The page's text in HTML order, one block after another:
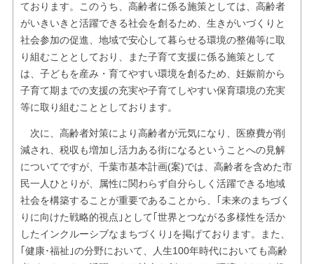
ております。このうち、高齢者に係る施策としては、高齢者
がいきいきと活躍できる社会を創るため、生きがいづくりと
社会参加の促進、地域で安心して暮らせる環境の整備等に取
り組むこととしており、また子育て支援に係る施策として
は、子どもを産み・育てやすい環境を創るため、妊娠前から
子育て期までの支援の充実や子育てしやすい保育環境の充実
等に取り組むこととしております。
次に、高齢者対策により高齢者が元気になり、医療費が削
減され、税収も増加し活力ある街になるということへの見解
についてですが、千葉市基本計画(案)では、高齢者を含めた市
民一人ひとりが、属性に関わらず自分らしく活躍できる地域
社会を構築することが重要であることから、｢未来のまちづく
りに向けた戦略的視点｣として｢世界とつながる多様性を活か
したインクルーシブなまちづくり｣を掲げております。また、
｢健康･福祉｣の分野において、人生100年時代においても高齢